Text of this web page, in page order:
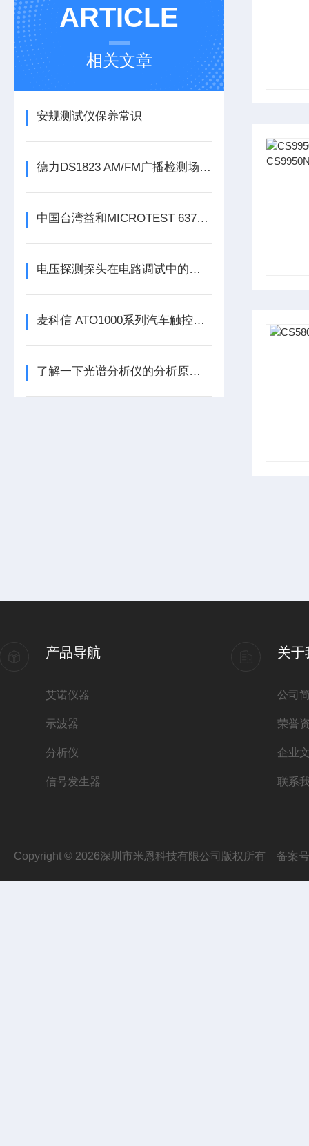
ARTICLE
相关文章
安规测试仪保养常识
德力DS1823 AM/FM广播检测场强仪
中国台湾益和MICROTEST 6377/8/9阻抗分析仪
电压探测探头在电路调试中的应用
麦科信 ATO1000系列汽车触控示波器
了解一下光谱分析仪的分析原理及过程吧
产品导航
艾诺仪器
示波器
分析仪
信号发生器
关于
公司
荣誉
企业
联系
Copyright © 2026深圳市米恩科技有限公司版权所有 备案